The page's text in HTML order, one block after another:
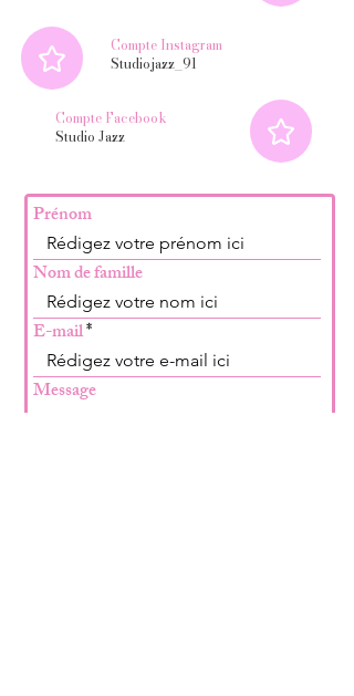
Compte Instagram
Studiojazz_91
Compte Facebook
Studio Jazz
Prénom
Nom de famille
E-mail
Message